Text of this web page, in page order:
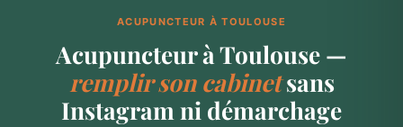
ACUPUNCTEUR À TOULOUSE
Acupuncteur à Toulouse —
remplir son cabinetsans
Instagram ni démarchage